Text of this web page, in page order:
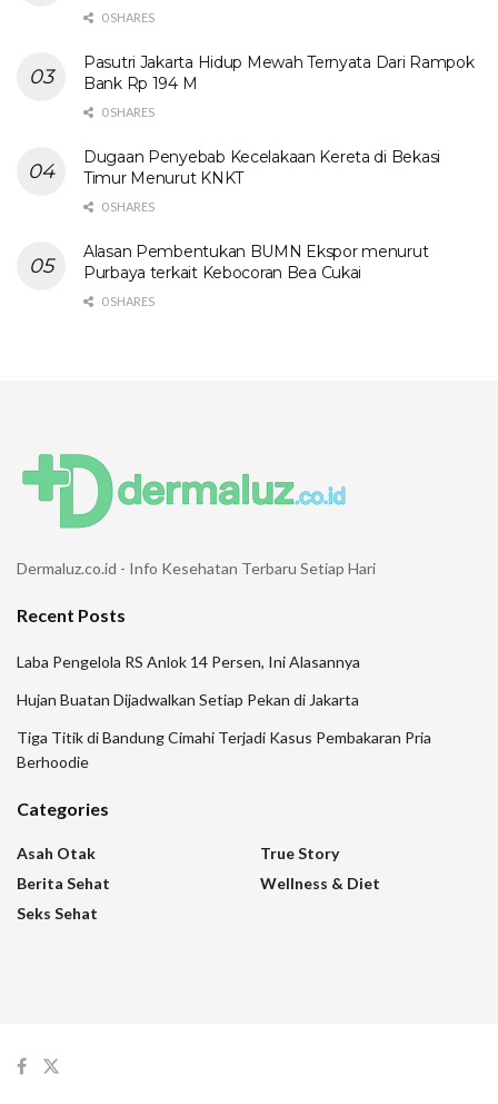
0 SHARES
Pasutri Jakarta Hidup Mewah Ternyata Dari Rampok
Bank Rp 194 M
0 SHARES
Dugaan Penyebab Kecelakaan Kereta di Bekasi
Timur Menurut KNKT
0 SHARES
Alasan Pembentukan BUMN Ekspor menurut
Purbaya terkait Kebocoran Bea Cukai
0 SHARES
Dermaluz.co.id - Info Kesehatan Terbaru Setiap Hari
Recent Posts
Laba Pengelola RS Anlok 14 Persen, Ini Alasannya
Hujan Buatan Dijadwalkan Setiap Pekan di Jakarta
Tiga Titik di Bandung Cimahi Terjadi Kasus Pembakaran Pria
Berhoodie
Categories
Asah Otak
Berita Sehat
Seks Sehat
True Story
Wellness & Diet